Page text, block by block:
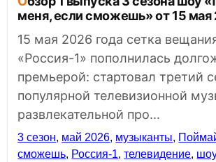
меня, если сможешь» от 15 мая
15 мая 2026 года сетка
«Россия-1» пополнилась
премьерой: стартовал третий
популярной телевизионной
развлекательной про...
3 сезон, май 2026, музыканты,
сможешь, Россия-1,телевидение,